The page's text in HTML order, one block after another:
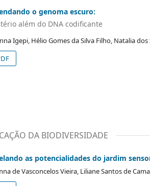
o genoma escuro:
além do DNA codificante
Igepi, Hélio Gomes da Silva Filho, Natalia
DA BIODIVERSIDADE
as potencialidades do jardim
de Vasconcelos Vieira, Liliane Santos de